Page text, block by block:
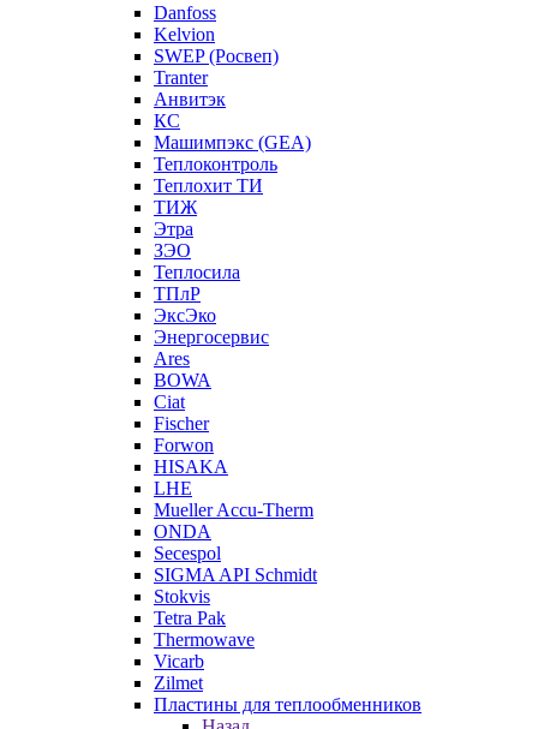
Danfoss
Kelvion
SWEP (Росвеп)
Tranter
Анвитэк
КС
Машимпэкс (GEA)
Теплоконтроль
Теплохит ТИ
ТИЖ
Этра
ЗЭО
Теплосила
ТПлР
ЭксЭко
Энергосервис
Ares
BOWA
Ciat
Fischer
Forwon
HISAKA
LHE
Mueller Accu-Therm
ONDA
Secespol
SIGMA API Schmidt
Stokvis
Tetra Pak
Thermowave
Vicarb
Zilmet
Пластины для теплообменников